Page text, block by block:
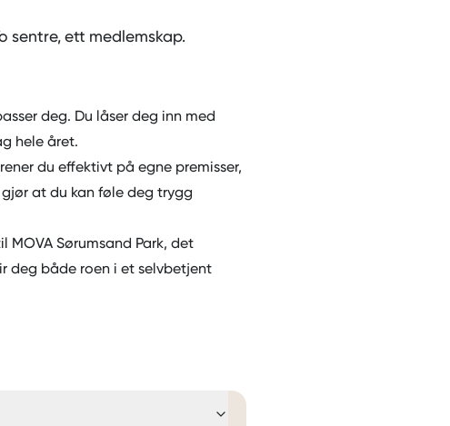
sentre, ett medlemskap.
deg. Du låser deg inn med
hele året.
du effektivt på egne premisser,
at du kan føle deg trygg
MOVA Sørumsand Park, det
deg både roen i et selvbetjent